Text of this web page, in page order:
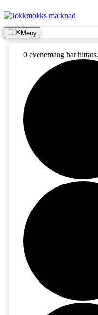
till
innehåll
Meny
0 evenemang har hittats.